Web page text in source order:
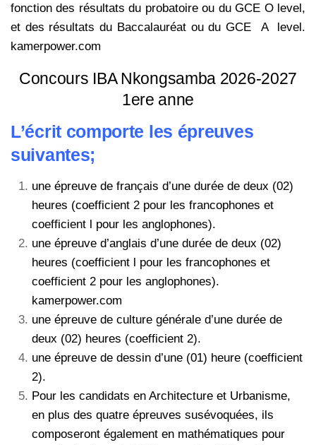
fonction des résultats du probatoire ou duGCE O level,
et des résultats du Baccalauréat ou du GCE A level.
kamerpower.com
Concours IBA Nkongsamba 2026-2027
1ere anne
L’écrit comporte les épreuves
suivantes;
une épreuve de français d’une durée de deux (02)
heures (coefficient 2 pour les francophones et
coefficient l pour les anglophones).
une épreuve d’anglais d’une durée de deux (02)
heures (coefficient l pour les francophones et
coefficient 2 pour les anglophones).
kamerpower.com
une épreuve de culture générale d’une durée de
deux (02) heures (coefficient 2).
une épreuve de dessin d’une (01) heure (coefficient
2).
Pour les candidats en Architecture et Urbanisme,
en plus des quatre épreuves susévoquées, ils
composeront également en mathématiques pour